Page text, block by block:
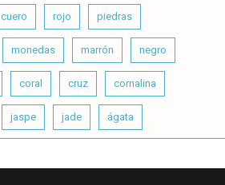
cuero rojo piedras
monedas marrón negro
coral cruz cornalina
jaspe jade ágata